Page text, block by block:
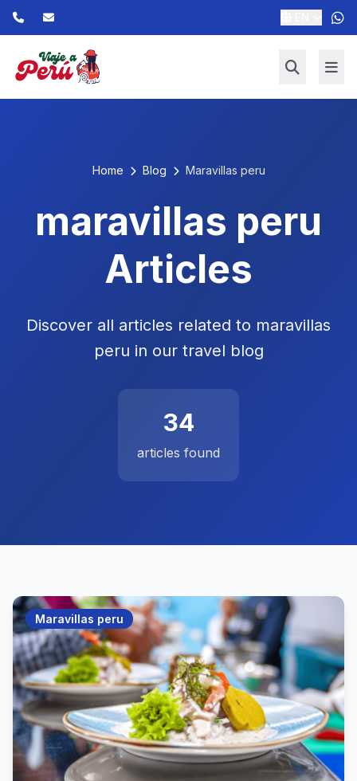
Home Blog Maravillas peru
maravillas peru
Articles
Discover all articles related to maravillas
peru in our travel blog
34
articles found
Maravillas peru